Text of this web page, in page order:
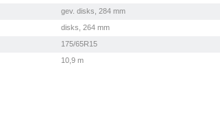
gev. disks, 284 mm
disks, 264 mm
175/65R15
10,9 m